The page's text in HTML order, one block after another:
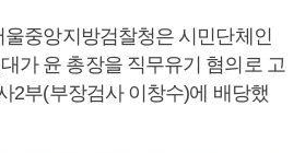
중앙지방검찰청은 시민단체인
가 윤 총장을 직무유기 혐의로 고
2부(부장검사 이창수)에 배당했